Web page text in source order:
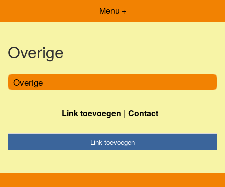
Menu +
Overige
Overige
Link toevoegen Contact
Link toevoegen